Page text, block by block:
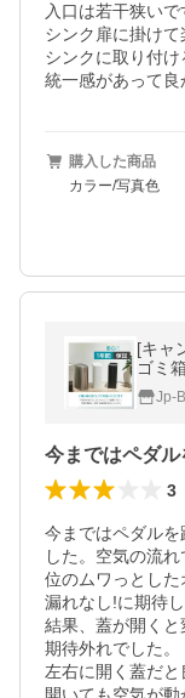
入口は若干狭いで
シンク扉に掛けて
シンクに取り付
統一感があって良
購入した商品
カラー/写真色
[キャ
ゴミ
しゃ
グ 自
Jp-
3
今まではペダル
した。空気の流
位のムワっとし
漏れなし!に期待し
結果、蓋が開くと
期待外れでした。
左右に開く蓋だと